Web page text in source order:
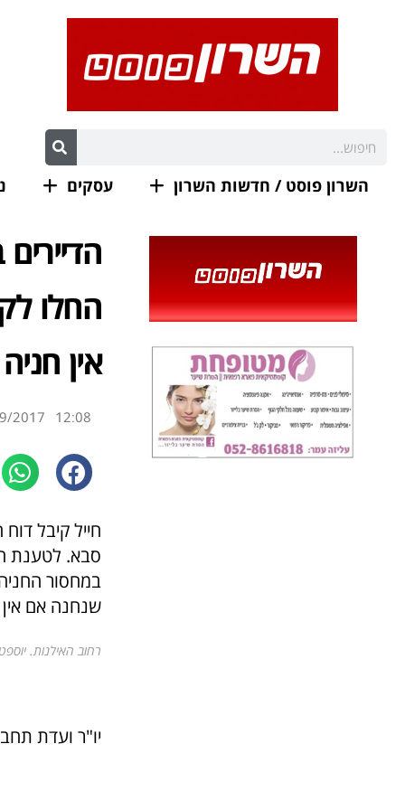
השרון פוסט / חדשות השרון עסקים
החלו
אין
12:08
2017
סבא. לטענת
במחסור
שנחנה אם אין חניה
רחוב האילנות.
יו"ר ועדת